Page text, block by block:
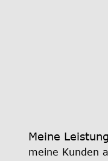
Meine
meine Kunden